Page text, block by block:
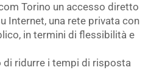
Torino un accesso diretto
Internet, una rete privata con
in termini di flessibilità e
ridurre i tempi di risposta